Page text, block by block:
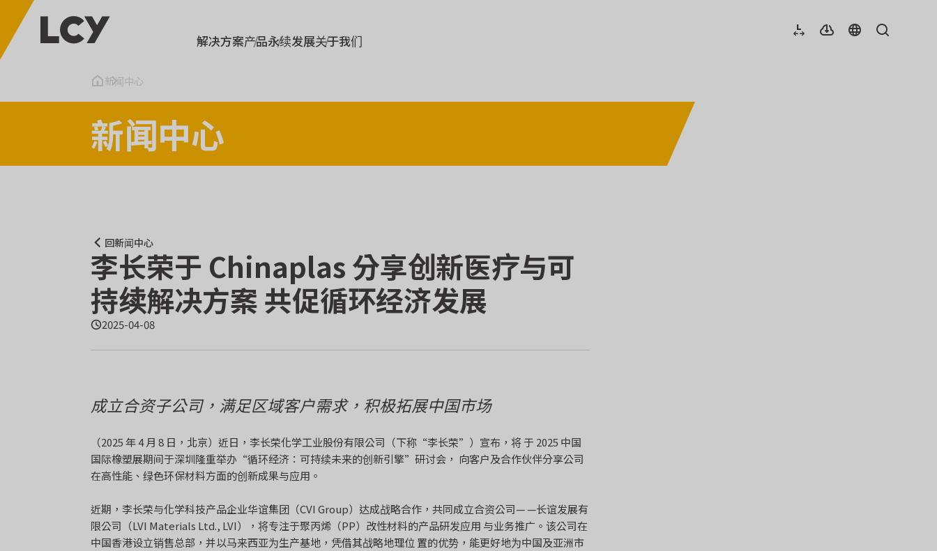
解决方案产品永续发展关于我们
新闻中心
新闻中心
回新闻中心
李长荣于 Chinaplas 分享创新医疗与可
持续解决方案 共促循环经济发展
2025-04-08
成立合资子公司，满足区域客户需求，积极拓展中国市场
（2025 年 4 月 8 日，北京）近日，李长荣化学工业股份有限公司（下称“李长荣”）宣布，将 于 2025 中国
国际橡塑展期间于深圳隆重举办“循环经济：可持续未来的创新引擎”研讨会， 向客户及合作伙伴分享公司
在高性能、绿色环保材料方面的创新成果与应用。
近期，李长荣与化学科技产品企业华谊集团（CVI Group）达成战略合作，共同成立合资公司— —长谊发展有
限公司（LVI Materials Ltd., LVI），将专注于聚丙烯（PP）改性材料的产品研发应用 与业务推广。该公司在
中国香港设立销售总部，并以马来西亚为生产基地，凭借其战略地理位 置的优势，能更好地为中国及亚洲市